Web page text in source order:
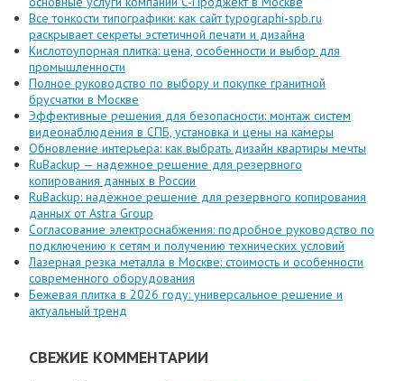
Все тонкости типографики: как сайт typographi-spb.ru
раскрывает секреты эстетичной печати и дизайна
Кислотоупорная плитка: цена, особенности и выбор для
промышленности
Полное руководство по выбору и покупке гранитной
брусчатки в Москве
Эффективные решения для безопасности: монтаж систем
видеонаблюдения в СПБ, установка и цены на камеры
Обновление интерьера: как выбрать дизайн квартиры мечты
RuBackup — надежное решение для резервного
копирования данных в России
RuBackup: надёжное решение для резервного копирования
данных от Astra Group
Согласование электроснабжения: подробное руководство по
подключению к сетям и получению технических условий
Лазерная резка металла в Москве: стоимость и особенности
современного оборудования
Бежевая плитка в 2026 году: универсальное решение и
актуальный тренд
СВЕЖИЕ КОММЕНТАРИИ